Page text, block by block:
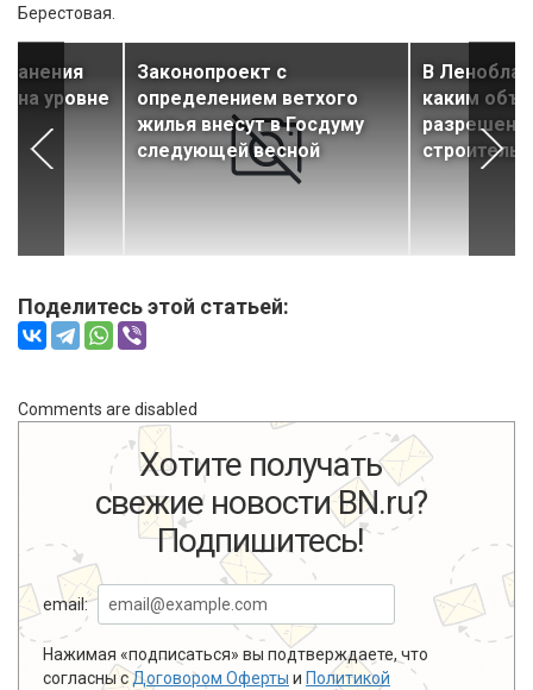
Берестовая.
на уровне
Законопроект с
определением ветхого
жилья внесут в Госдуму
следующей весной
В
каким
Поделитесь этой статьей:
Comments are disabled
Хотите получать
свежие новости BN.ru?
Подпишитесь!
email:
Нажимая «подписаться» вы подтверждаете, что
согласны сДоговором Оферты и Политикой